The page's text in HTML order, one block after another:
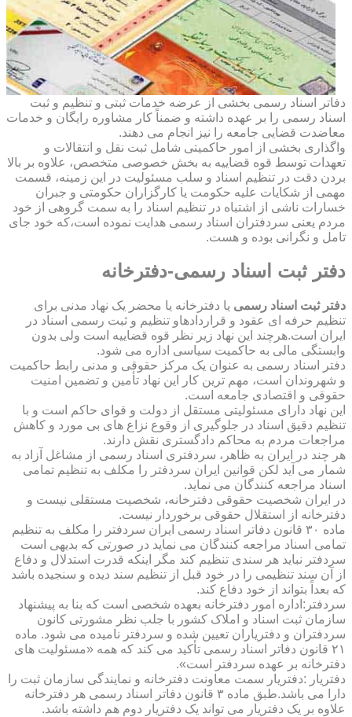
دفاتر اسناد رسمی بخشی از عرضه خدمات ثبتی و تنظیم و ثبت
اسناد رسمی را بر عهده داشته و ضمناً کار مشاوره رایگان و خدمات
معاضدت قضایی جامعه را نیز انجام می دهند.
واگذاری بخشی از امور حاکمیتی شامل ثبت نقل و انتقالات و
تعهدات توسط قوه قضاییه به بخش خصوصی متخصص، علاوه بر بالا
بردن دقت در تنظیم اسناد و سلب مسئولیت در این زمینه، قسمت
مهمی از شکایات علیه حکومت یا کارگزاران حکومتی و جبران
خسارات ناشی از اشتباه در تنظیم اسناد را به سمت گروهی از خود
مردم یعنی سردفتران اسناد رسمی هدایت نموده است،که خود جای
تامل و نگرانی بوده و هست.
دفتر ثبت اسناد رسمی-دفترخانه
دفتر ثبت اسناد رسمی یا دفترخانه یا محضر یک نهاد مدنی برای
تنظیم حرفه ای عقود و قراردادهاو تنظیم و ثبت رسمی اسناد در
ایران است.هرچند این نهاد زیر نظر قوه قضاییه است ولی بدون
وابستگی مالی به حاکمیت سیاسی اداره می شود.
دفتر اسناد رسمی به عنوان یک مرکز حقوقی و مدنی رابط حاکمیت
و شهروندان است، مهم ترین کار این نهاد تأمین و تضمین امنیت
حقوقی و اقتصادی جامعه است.
این نهاد دارای مسئولیتی مستقل از دولت و قوای حاکم است و با
تنظیم دقیق اسناد در جلوگیری از وقوع نزاع های بی مورد و کاهش
مراجعات مردم به محاکم دادگستری نقش دارند.
هر چند در ایران به ظاهر، سردفتری اسناد رسمی از مشاغل آزاد به
شمار می آید لکن قوانین ایران سردفتر را مکلف به تنظیم تمامی
اسناد مراجعه کنندگان می نماید.
در ایران شخصیت حقوقی دفترخانه، شخصیت مستقلی نیست و
دفترخانه از استقلال حقوقی برخوردار نیست.
ماده ۳۰ قانون دفاتر اسناد رسمی ایران سردفتر را مکلف به تنظیم
تمامی اسناد مراجعه کنندگان می نماید در صورتی که بدیهی است
سردفتر نباید هر سندی تنظیم کند مگر اینکه قدرت استدلال و دفاع
از آن سند تنظیمی را در خود قبل از تنظیم سند دیده و سنجیده باشد
که بعداً بتواند از خود دفاع کند.
سردفتر:اداره امور دفترخانه بعهده شخصی است که بنا به پیشنهاد
سازمان ثبت اسناد و املاک کشور با جلب نظر مشورتی کانون
سردفتران و دفتریاران تعیین شده و سردفتر نامیده می شود. ماده
۲۱ قانون دفاتر اسناد رسمی تأکید می کند که همه «مسئولیت های
دفترخانه بر عهده سردفتر است».
دفتریار :دفتریار سمت معاونت دفترخانه و نمایندگی سازمان ثبت را
دارا می باشد.طبق ماده ۳ قانون دفاتر اسناد رسمی هر دفترخانه
علاوه بر یک دفتریار می تواند یک دفتریار دوم هم داشته باشد.